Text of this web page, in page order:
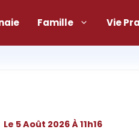
Famille Vie
Le 5 Août 2026 À 11h16